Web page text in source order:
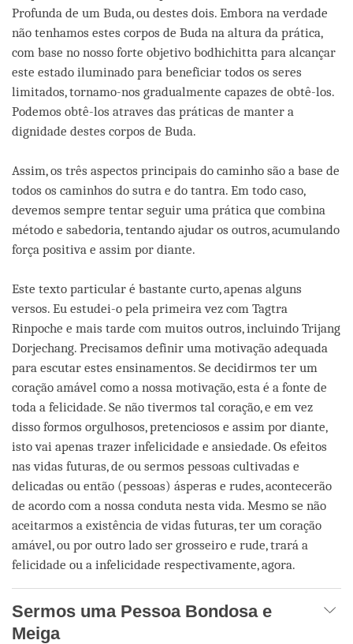
Profunda de um Buda, ou destes dois. Embora na verdade
não tenhamos estes corpos de Buda na altura da prática,
com base no nosso forte objetivo bodhichitta para alcançar
este estado iluminado para beneficiar todos os seres
limitados, tornamo-nos gradualmente capazes de obtê-los.
Podemos obtê-los atraves das práticas de manter a
dignidade destes corpos de Buda.
Assim, os três aspectos principais do caminho são a base de
todos os caminhos do sutra e do tantra. Em todo caso,
devemos sempre tentar seguir uma prática que combina
método e sabedoria, tentando ajudar os outros, acumulando
força positiva e assim por diante.
Este texto particular é bastante curto, apenas alguns
versos. Eu estudei-o pela primeira vez com Tagtra
Rinpoche e mais tarde com muitos outros, incluindo Trijang
Dorjechang. Precisamos definir uma motivação adequada
para escutar estes ensinamentos. Se decidirmos ter um
coração amável como a nossa motivação, esta é a fonte de
toda a felicidade. Se não tivermos tal coração, e em vez
disso formos orgulhosos, pretenciosos e assim por diante,
isto vai apenas trazer infelicidade e ansiedade. Os efeitos
nas vidas futuras, de ou sermos pessoas cultivadas e
delicadas ou então (pessoas) ásperas e rudes, acontecerão
de acordo com a nossa conduta nesta vida. Mesmo se não
aceitarmos a existência de vidas futuras, ter um coração
amável, ou por outro lado ser grosseiro e rude, trará a
felicidade ou a infelicidade respectivamente, agora.
Sermos uma Pessoa Bondosa e
Meiga